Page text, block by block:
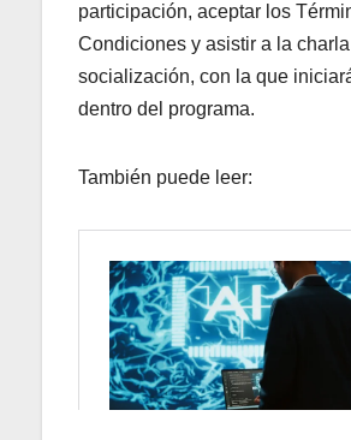
participación, aceptar los
Condiciones y asistir a la
socialización, con la que
dentro del programa.
También puede leer: